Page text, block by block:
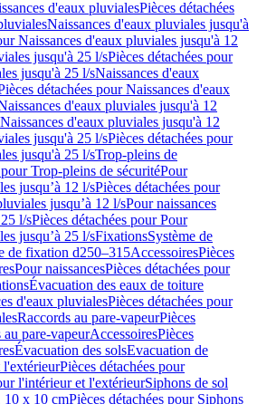
d'eaux pluvialesPièces détachées
Naissances d'eaux pluviales jusqu'à
Naissances d'eaux pluviales jusqu'à 12
jusqu'à 25 l/sPièces détachées pour
jusqu'à 25 l/sNaissances d'eaux
détachées pour Naissances d'eaux
d'eaux pluviales jusqu'à 12
d'eaux pluviales jusqu'à 12
jusqu'à 25 l/sPièces détachées pour
jusqu'à 25 l/sTrop-pleins de
Trop-pleins de sécuritéPour
jusqu’à 12 l/sPièces détachées pour
jusqu’à 12 l/sPour naissances
l/sPièces détachées pour Pour
jusqu’à 25 l/sFixationsSystème de
de fixation d250–315AccessoiresPièces
Pour naissancesPièces détachées pour
Évacuation des eaux de toiture
d'eaux pluvialesPièces détachées pour
Raccords au pare-vapeurPièces
au pare-vapeurAccessoiresPièces
Évacuation des solsEvacuation de
l'extérieurPièces détachées pour
l'intérieur et l'extérieurSiphons de sol
10 x 10 cmPièces détachées pour Siphons